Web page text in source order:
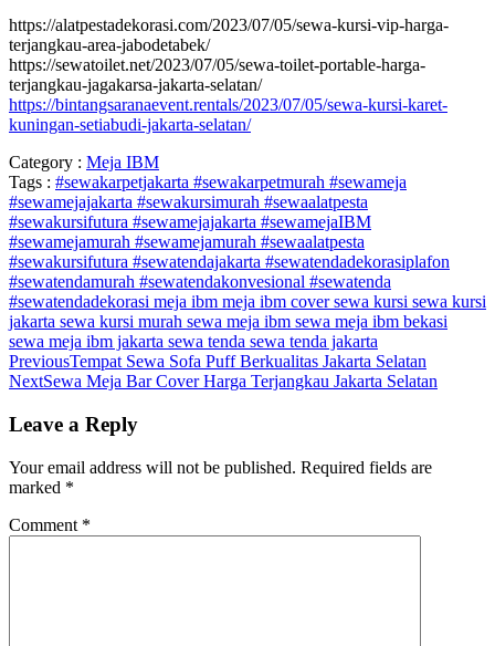
https://alatpestadekorasi.com/2023/07/05/sewa-kursi-vip-harga-
terjangkau-area-jabodetabek/
https://sewatoilet.net/2023/07/05/sewa-toilet-portable-harga-
terjangkau-jagakarsa-jakarta-selatan/
https://bintangsaranaevent.rentals/2023/07/05/sewa-kursi-karet-
kuningan-setiabudi-jakarta-selatan/
Category : Meja IBM
Tags : #sewakarpetjakarta #sewakarpetmurah #sewameja
#sewamejajakarta #sewakursimurah #sewaalatpesta
#sewakursifutura #sewamejajakarta #sewamejaIBM
#sewamejamurah #sewamejamurah #sewaalatpesta
#sewakursifutura #sewatendajakarta #sewatendadekorasiplafon
#sewatendamurah #sewatendakonvesional #sewatenda
#sewatendadekorasi meja ibm meja ibm coversewa kursi sewa kursi
jakarta sewa kursi murah sewa meja ibm sewa meja ibm bekasi
sewa meja ibm jakarta sewa tenda sewa tenda jakarta
PreviousTempat Sewa Sofa Puff Berkualitas Jakarta Selatan
NextSewa Meja Bar Cover Harga Terjangkau Jakarta Selatan
Leave a Reply
Your email address will not be published. Required fields are
marked *
Comment *